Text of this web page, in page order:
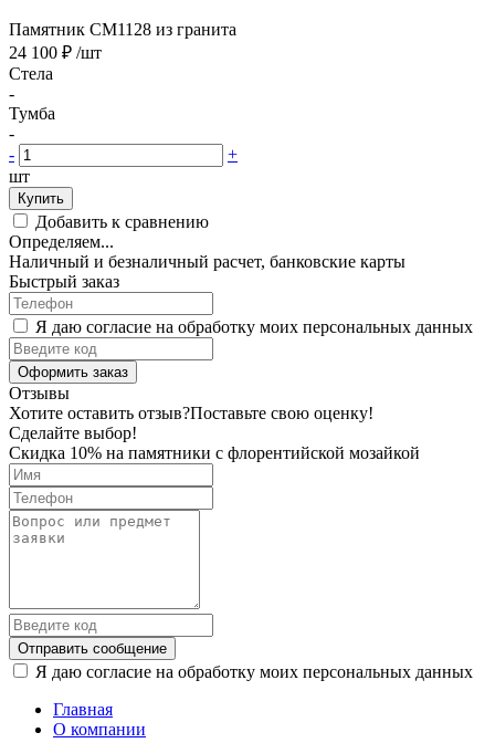
Памятник CM1128 из гранита
24 100 ₽ /шт
Стела
-
Тумба
-
-
+
шт
Купить
Добавить к сравнению
Определяем...
Наличный и безналичный расчет, банковские карты
Быстрый заказ
Я даю согласие на обработку моих персональных данных
Оформить заказ
Отзывы
Хотите оставить отзыв?Поставьте свою оценку!
Сделайте выбор!
Скидка 10% на памятники с флорентийской мозайкой
Отправить сообщение
Я даю согласие на обработку моих персональных данных
Главная
О компании